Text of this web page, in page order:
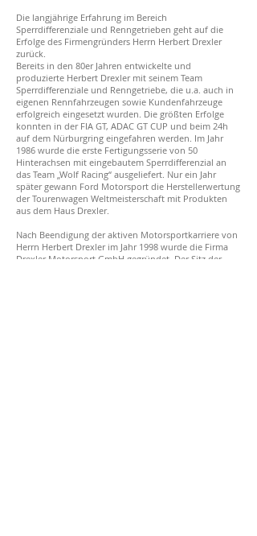
Die langjährige Erfahrung im Bereich
Sperrdifferenziale und Renngetrieben geht auf die
Erfolge des Firmengründers Herrn Herbert Drexler
zurück.
Bereits in den 80er Jahren entwickelte und
produzierte Herbert Drexler mit seinem Team
Sperrdifferenziale und Renngetriebe, die u.a. auch in
eigenen Rennfahrzeugen sowie Kundenfahrzeuge
erfolgreich eingesetzt wurden. Die größten Erfolge
konnten in der FIA GT, ADAC GT CUP und beim 24h
auf dem Nürburgring eingefahren werden. Im Jahr
1986 wurde die erste Fertigungsserie von 50
Hinterachsen mit eingebautem Sperrdifferenzial an
das Team „Wolf Racing“ ausgeliefert. Nur ein Jahr
später gewann Ford Motorsport die Herstellerwertung
der Tourenwagen Weltmeisterschaft mit Produkten
aus dem Haus Drexler.
Nach Beendigung der aktiven Motorsportkarriere von
Herrn Herbert Drexler im Jahr 1998 wurde die Firma
Drexler Motorsport GmbH gegründet. Der Sitz der